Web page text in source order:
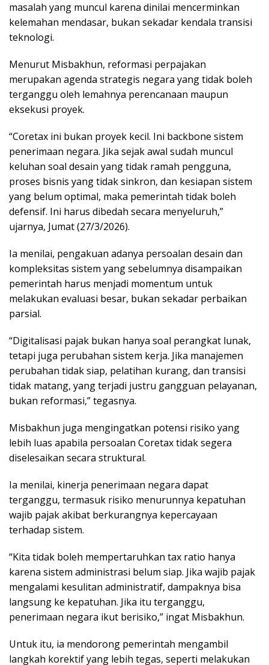
masalah yang muncul karena dinilai mencerminkan
kelemahan mendasar, bukan sekadar kendala transisi
teknologi.
Menurut Misbakhun, reformasi perpajakan
merupakan agenda strategis negara yang tidak boleh
terganggu oleh lemahnya perencanaan maupun
eksekusi proyek.
“Coretax ini bukan proyek kecil. Ini backbone sistem
penerimaan negara. Jika sejak awal sudah muncul
keluhan soal desain yang tidak ramah pengguna,
proses bisnis yang tidak sinkron, dan kesiapan sistem
yang belum optimal, maka pemerintah tidak boleh
defensif. Ini harus dibedah secara menyeluruh,”
ujarnya, Jumat (27/3/2026).
Ia menilai, pengakuan adanya persoalan desain dan
kompleksitas sistem yang sebelumnya disampaikan
pemerintah harus menjadi momentum untuk
melakukan evaluasi besar, bukan sekadar perbaikan
parsial.
“Digitalisasi pajak bukan hanya soal perangkat lunak,
tetapi juga perubahan sistem kerja. Jika manajemen
perubahan tidak siap, pelatihan kurang, dan transisi
tidak matang, yang terjadi justru gangguan pelayanan,
bukan reformasi,” tegasnya.
Misbakhun juga mengingatkan potensi risiko yang
lebih luas apabila persoalan Coretax tidak segera
diselesaikan secara struktural.
Ia menilai, kinerja penerimaan negara dapat
terganggu, termasuk risiko menurunnya kepatuhan
wajib pajak akibat berkurangnya kepercayaan
terhadap sistem.
“Kita tidak boleh mempertaruhkan tax ratio hanya
karena sistem administrasi belum siap. Jika wajib pajak
mengalami kesulitan administratif, dampaknya bisa
langsung ke kepatuhan. Jika itu terganggu,
penerimaan negara ikut berisiko,” ingat Misbakhun.
Untuk itu, ia mendorong pemerintah mengambil
langkah korektif yang lebih tegas, seperti melakukan